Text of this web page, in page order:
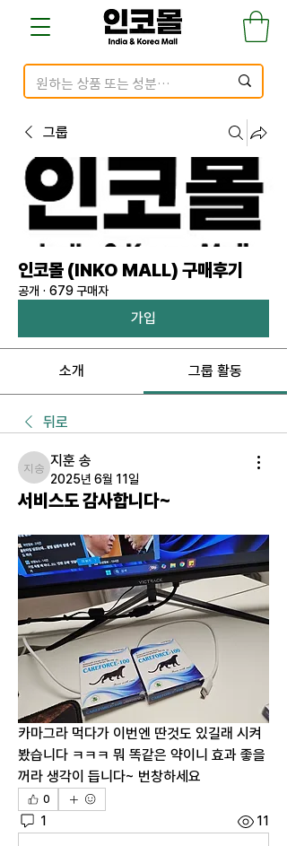
그룹
인코몰 (INKO MALL) 구매후기
공개 · 679 구매자
가입
소개 그룹 활동
뒤로
지훈 송
지훈 송
2025년 6월 11일
서비스도 감사합니다~
카마그라 먹다가 이번엔 딴것도 있길래 시켜
봤습니다 ㅋㅋㅋ 뭐 똑같은 약이니 효과 좋을
꺼라 생각이 듭니다~ 번창하세요
0
1 11